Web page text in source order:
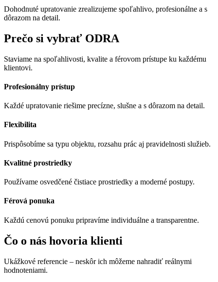
Dohodnuté upratovanie zrealizujeme spoľahlivo, profesionálne a s
dôrazom na detail.
Prečo si vybrať ODRA
Staviame na spoľahlivosti, kvalite a férovom prístupe ku každému
klientovi.
Profesionálny prístup
Každé upratovanie riešime precízne, slušne a s dôrazom na detail.
Flexibilita
Prispôsobíme sa typu objektu, rozsahu prác aj pravidelnosti služieb.
Kvalitné prostriedky
Používame osvedčené čistiace prostriedky a moderné postupy.
Férová ponuka
Každú cenovú ponuku pripravíme individuálne a transparentne.
Čo o nás hovoria klienti
Ukážkové referencie – neskôr ich môžeme nahradiť reálnymi
hodnoteniami.